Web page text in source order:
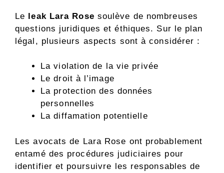
Le leak Lara Rose soulève de nombreuses
questions juridiques et éthiques. Sur le plan
légal, plusieurs aspects sont à considérer :
La violation de la vie privée
Le droit à l’image
La protection des données
personnelles
La diffamation potentielle
Les avocats de Lara Rose ont probablement
entamé des procédures judiciaires pour
identifier et poursuivre les responsables de